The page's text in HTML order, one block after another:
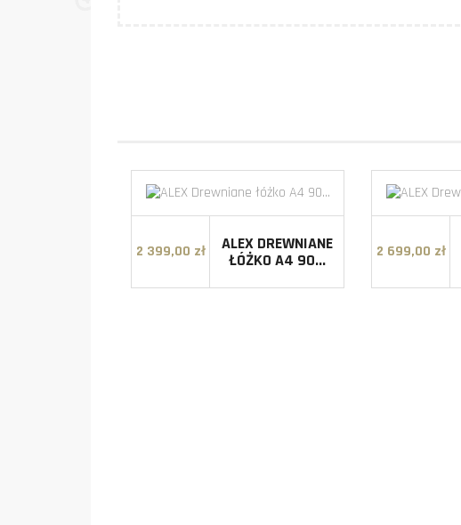
Cena
2 399,00 zł
ALEX DREWNIANE
ŁÓŻKO A4 90...
Cena
2 699,00 zł